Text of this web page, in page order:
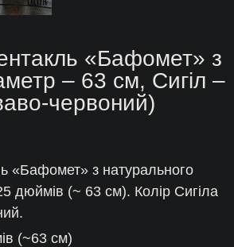
«Бафомет» з
– 63 см, Сигіл –
червоний)
«Бафомет» з натурального
дюймів (~ 63 см). Колір Сигіла
(~63 см)